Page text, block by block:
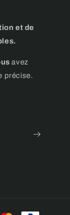
et de
avez
précise.